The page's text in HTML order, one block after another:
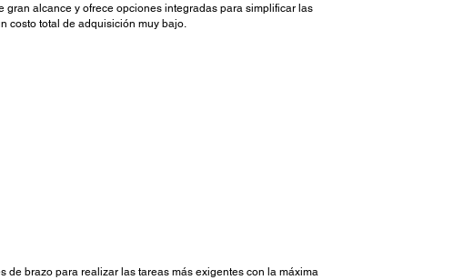
alcance y ofrece opciones integradas para simplificar las
costo total de adquisición muy bajo.
brazo para realizar las tareas más exigentes con la máxima